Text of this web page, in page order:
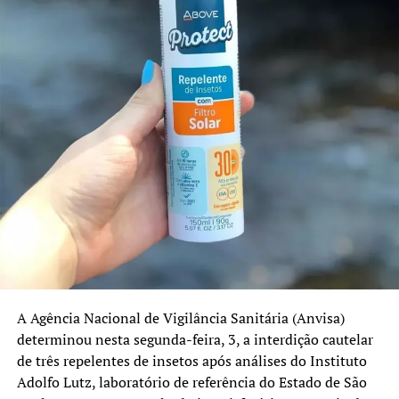
O Calendário Nacional de Vacinação oferece
gratuitamente cerca de 20 vacinas para crianças e
adolescentes. Embora alguns imunizantes já tenham
alcançado a meta estabelecida pelo Ministério da Saúde,
outros ainda apresentam índices abaixo dos 95%
recomendados.
No Rio Grande do Sul, as coberturas registradas em 2025
Pentavalente: 91%
Pneumocócica: 96%
Tríplice Viral: 95%
A Agência Nacional de Vigilância Sanitária (Anvisa)
determinou nesta segunda-feira, 3, a interdição cautelar
de três repelentes de insetos após análises do Instituto
Adolfo Lutz, laboratório de referência do Estado de São